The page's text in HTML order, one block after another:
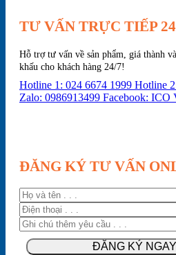
TƯ VẤN TRỰC TIẾP
Hỗ trợ tư vấn về sản phẩm, giá thành
khấu cho khách hàng 24/7!
Hotline 1: 024 6674 1999 Hotline
Zalo: 0986913499 Facebook:
ĐĂNG KÝ TƯ VẤN